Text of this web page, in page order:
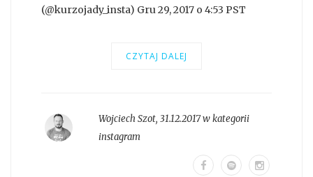
(@kurzojady_insta) Gru 29, 2017 o 4:53 PST
CZYTAJ DALEJ
Wojciech Szot,31.12.2017 w kategorii
instagram